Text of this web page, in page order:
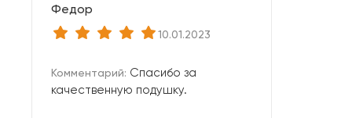
Федор
10.01.2023
Комментарий: Спасибо за
качественную подушку.